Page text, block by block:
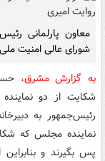
معاون پارلمانی
شورای عالی امنیت
به گزارش مشرق،
شکایت از دو
رئیس‌جمهور به
نماینده مجلس که
پس بگیرند و